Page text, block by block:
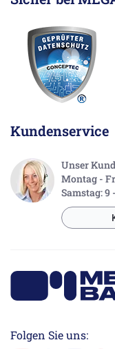
Kundenservice
Unser
Montag -
Samstag: 9
Folgen Sie uns: